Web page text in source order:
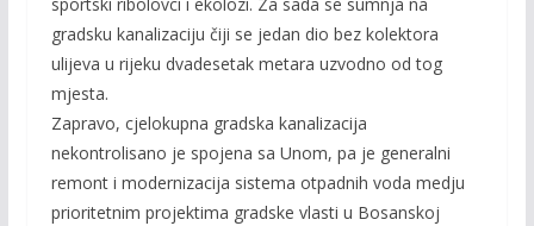
gradsku kanalizaciju čiji se jedan dio bez kolektora
ulijeva u rijeku dvadesetak metara uzvodno od tog
mjesta.
Zapravo, cjelokupna gradska kanalizacija
nekontrolisano je spojena sa Unom, pa je generalni
remont i modernizacija sistema otpadnih voda medju
prioritetnim projektima gradske vlasti u Bosanskoj